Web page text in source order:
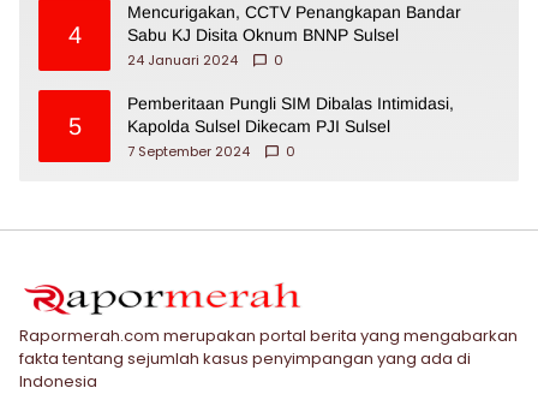
4
Mencurigakan, CCTV Penangkapan Bandar
Sabu KJ Disita Oknum BNNP Sulsel
24 Januari 2024
0
5
Pemberitaan Pungli SIM Dibalas Intimidasi,
Kapolda Sulsel Dikecam PJI Sulsel
7 September 2024
0
Rapormerah.com merupakan portal berita yang mengabarkan
fakta tentang sejumlah kasus penyimpangan yang ada di
Indonesia